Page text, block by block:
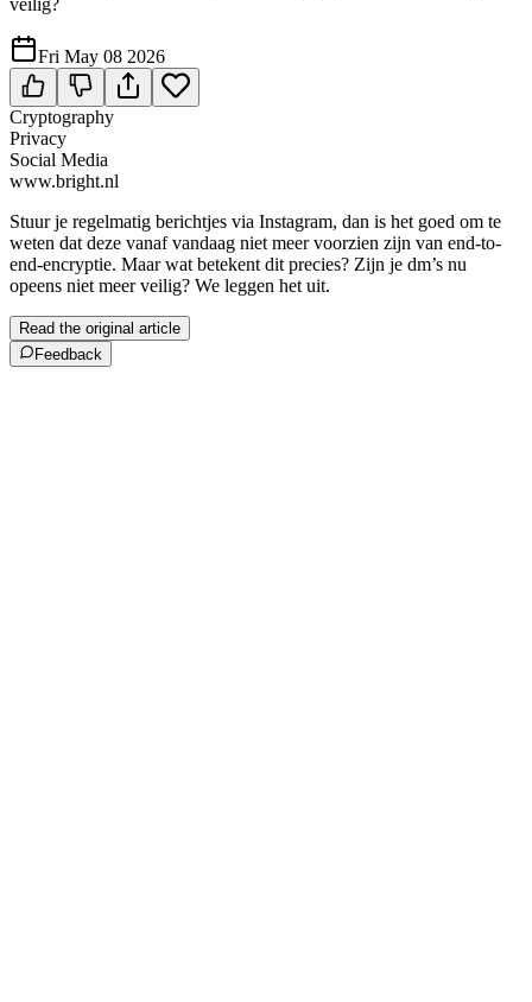
veilig?
Fri May 08 2026
Cryptography
Privacy
Social Media
www.bright.nl
Stuur je regelmatig berichtjes via Instagram, dan is het goed om te
weten dat deze vanaf vandaag niet meer voorzien zijn van end-to-
end-encryptie. Maar wat betekent dit precies? Zijn je dm’s nu
opeens niet meer veilig? We leggen het uit.
Read the original article
Feedback